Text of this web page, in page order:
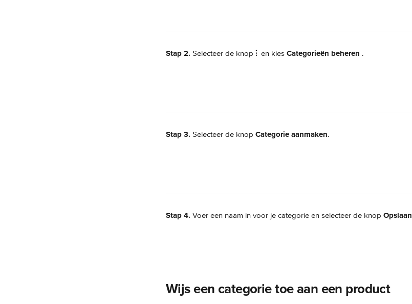
Stap 2. Selecteer de knop ⫶ en kies Categorieën beheren .
Stap 3. Selecteer de knop Categorie aanmaken.
Stap 4. Voer een naam in voor je categorie en selecteer de knop Opslaan
Wijs een categorie toe aan een product